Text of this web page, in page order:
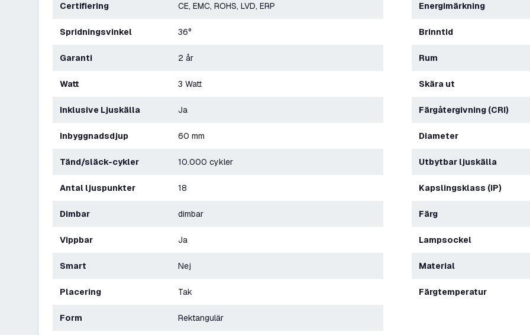
Certifiering CE, EMC, ROHS, LVD, ERP
Spridningsvinkel 36°
Garanti 2 år
Watt 3 Watt
Inklusive Ljuskälla Ja
Inbyggnadsdjup 60 mm
Tänd/släck-cykler 10.000 cykler
Antal ljuspunkter 18
Dimbar dimbar
Vippbar Ja
Smart Nej
Placering Tak
Form Rektangulär
Energimärkning
Brinntid
Rum
Skära ut
Färgåtergivning (CRI)
Diameter
Utbytbar ljuskälla
Kapslingsklass (IP)
Färg
Lampsockel
Material
Färgtemperatur